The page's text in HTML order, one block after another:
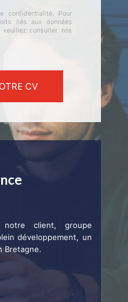
confidentialité. Pour
liés aux données
consulter nos
vide.
notre client, groupe
développement, un
Bretagne.